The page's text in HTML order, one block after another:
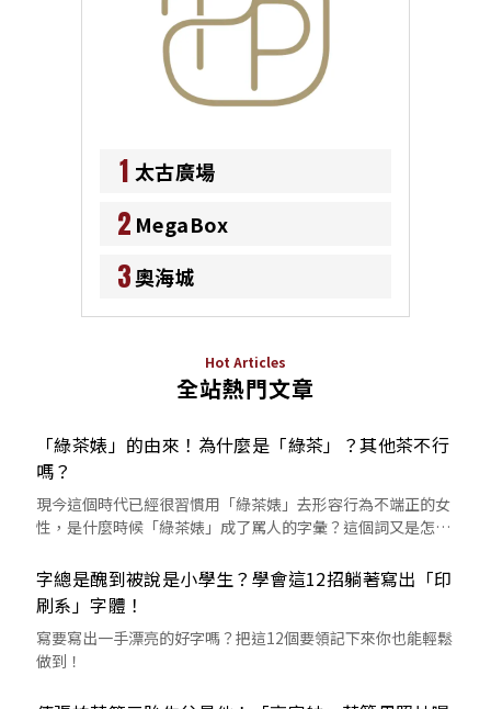
1 太古廣場
2 MegaBox
3奧海城
Hot Articles
全站熱門文章
「綠茶婊」的由來！為什麼是「綠茶」？其他茶不行
嗎？
現今這個時代已經很習慣用「綠茶婊」去形容行為不端正的女
性，是什麼時候「綠茶婊」成了罵人的字彙？這個詞又是怎麼
字總是醜到被說是小學生？學會這12招躺著寫出「印
刷系」字體！
寫要寫出一手漂亮的好字嗎？把這12個要領記下來你也能輕鬆
做到！